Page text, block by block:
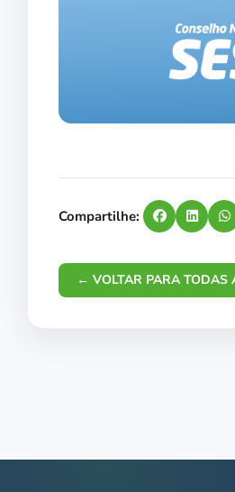
Compartilhe:
← VOLTAR PARA TODAS